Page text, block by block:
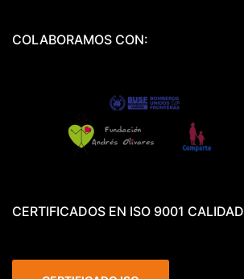
COLABORAMOS CON:
CERTIFICADOS EN ISO 9001 CALIDAD